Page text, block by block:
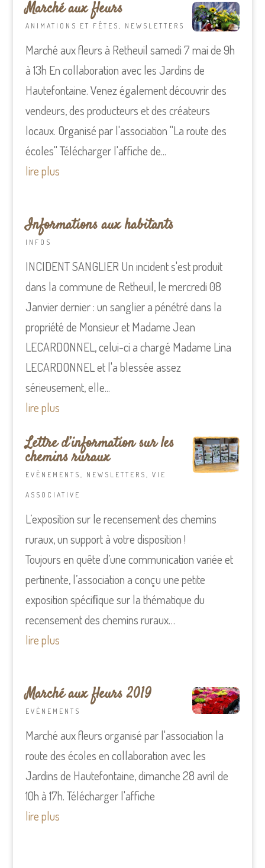
Marché aux fleurs
ANIMATIONS ET FÊTES , NEWSLETTERS
Marché aux fleurs à Retheuil samedi 7 mai de 9h
à 13h En collaboration avec les Jardins de
Hautefontaine. Venez également découvrir des
vendeurs, des producteurs et des créateurs
locaux. Organisé par l'association "La route des
écoles" Télécharger l'affiche de...
lire plus
Informations aux habitants
INFOS
INCIDENT SANGLIER Un incident s'est produit
dans la commune de Retheuil, le mercredi 08
Janvier dernier : un sanglier a pénétré dans la
propriété de Monsieur et Madame Jean
LECARDONNEL, celui-ci a chargé Madame Lina
LECARDONNEL et l'a blessée assez
sérieusement, elle...
lire plus
Lettre d’information sur les
chemins ruraux
EVÈNEMENTS , NEWSLETTERS , VIE
ASSOCIATIVE
L’exposition sur le recensement des chemins
ruraux, un support à votre disposition !
Toujours en quête d’une communication variée et
pertinente, l’association a conçu une petite
exposition spéciﬁque sur la thématique du
recensement des chemins ruraux…
lire plus
Marché aux fleurs 2019
EVÈNEMENTS
Marché aux fleurs organisé par l'association la
route des écoles en collaboration avec les
Jardins de Hautefontaine, dimanche 28 avril de
10h à 17h. Télécharger l'affiche
lire plus